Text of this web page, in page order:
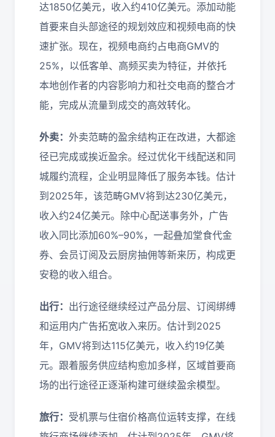
达1850亿美元，收入约410亿美元。添加动能
首要来自头部途径的规划效应和视频电商的快
速扩张。现在，视频电商约占电商GMV的
25%，以低客单、高频买卖为特征，并依托
本地创作者的内容影响力和社交电商的整合才
能，完成从流量到成交的高效转化。
外卖： 外卖范畴的盈余结构正在改进，大都途
径已完成或挨近盈余。经过优化干线配送和同
城履约流程，企业明显降低了服务本钱。估计
到2025年，该范畴GMV将到达230亿美元，
收入约24亿美元。除中心配送事务外，广告
收入同比添加60%–90%，一起叠加堂食代金
券、会员订阅及云厨房抽佣等新来历，构成更
安稳的收入组合。
出行： 出行途径继续经过产品分层、订阅绑缚
和运用内广告拓宽收入来历。估计到2025
年，GMV将到达115亿美元，收入约19亿美
元。跟着服务供应结构愈加多样，区域首要商
场的出行途径正逐渐构建可继续盈余模型。
旅行： 受机票与住宿价格高位运转支撑，在线